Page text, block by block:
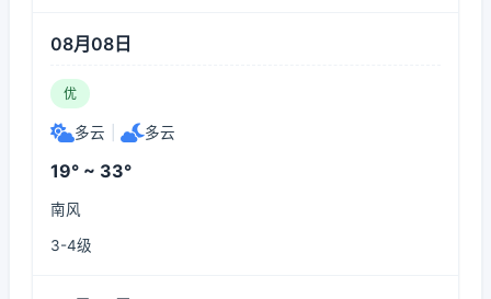
08月08日
优
多云 多云
19° ~ 33°
南风
3-4级